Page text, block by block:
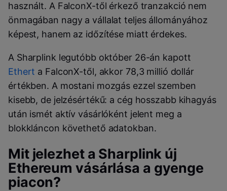
használt. A FalconX-től érkező tranzakció nem
önmagában nagy a vállalat teljes állományához
képest, hanem az időzítése miatt érdekes.
A Sharplink legutóbb október 26-án kapott
Ethert a FalconX-től, akkor 78,3 millió dollár
értékben. A mostani mozgás ezzel szemben
kisebb, de jelzésértékű: a cég hosszabb kihagyás
után ismét aktív vásárlóként jelent meg a
blokkláncon követhető adatokban.
Mit jelezhet a Sharplink új
Ethereum vásárlása a gyenge
piacon?